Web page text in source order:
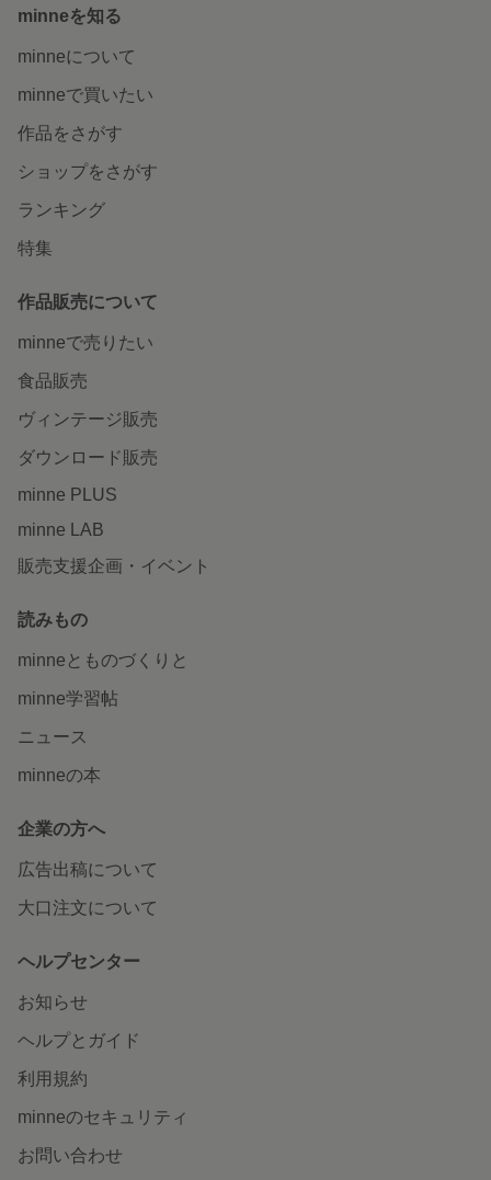
minneを知る
minneについて
minneで買いたい
作品をさがす
ショップをさがす
ランキング
特集
作品販売について
minneで売りたい
食品販売
ヴィンテージ販売
ダウンロード販売
minne PLUS
minne LAB
販売支援企画・イベント
読みもの
minneとものづくりと
minne学習帖
ニュース
minneの本
企業の方へ
広告出稿について
大口注文について
ヘルプセンター
お知らせ
ヘルプとガイド
利用規約
minneのセキュリティ
お問い合わせ